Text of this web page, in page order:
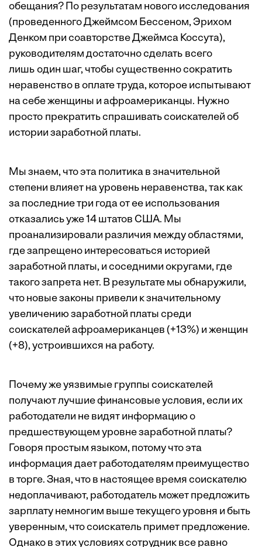
обещания? По результатам нового исследования
(проведенного Джеймсом Бессеном, Эрихом
Денком при соавторстве Джеймса Коссута),
руководителям достаточно сделать всего
лишь один шаг, чтобы существенно сократить
неравенство в оплате труда, которое испытывают
на себе женщины и афроамериканцы. Нужно
просто прекратить спрашивать соискателей об
истории заработной платы.
Мы знаем, что эта политика в значительной
степени влияет на уровень неравенства, так как
за последние три года от ее использования
отказались уже 14 штатов США. Мы
проанализировали различия между областями,
где запрещено интересоваться историей
заработной платы, и соседними округами, где
такого запрета нет. В результате мы обнаружили,
что новые законы привели к значительному
увеличению заработной платы среди
соискателей афроамериканцев (+13%) и женщин
(+8), устроившихся на работу.
Почему же уязвимые группы соискателей
получают лучшие финансовые условия, если их
работодатели не видят информацию о
предшествующем уровне заработной платы?
Говоря простым языком, потому что эта
информация дает работодателям преимущество
в торге. Зная, что в настоящее время соискателю
недоплачивают, работодатель может предложить
зарплату немногим выше текущего уровня и быть
уверенным, что соискатель примет предложение.
Однако в этих условиях сотрудник все равно